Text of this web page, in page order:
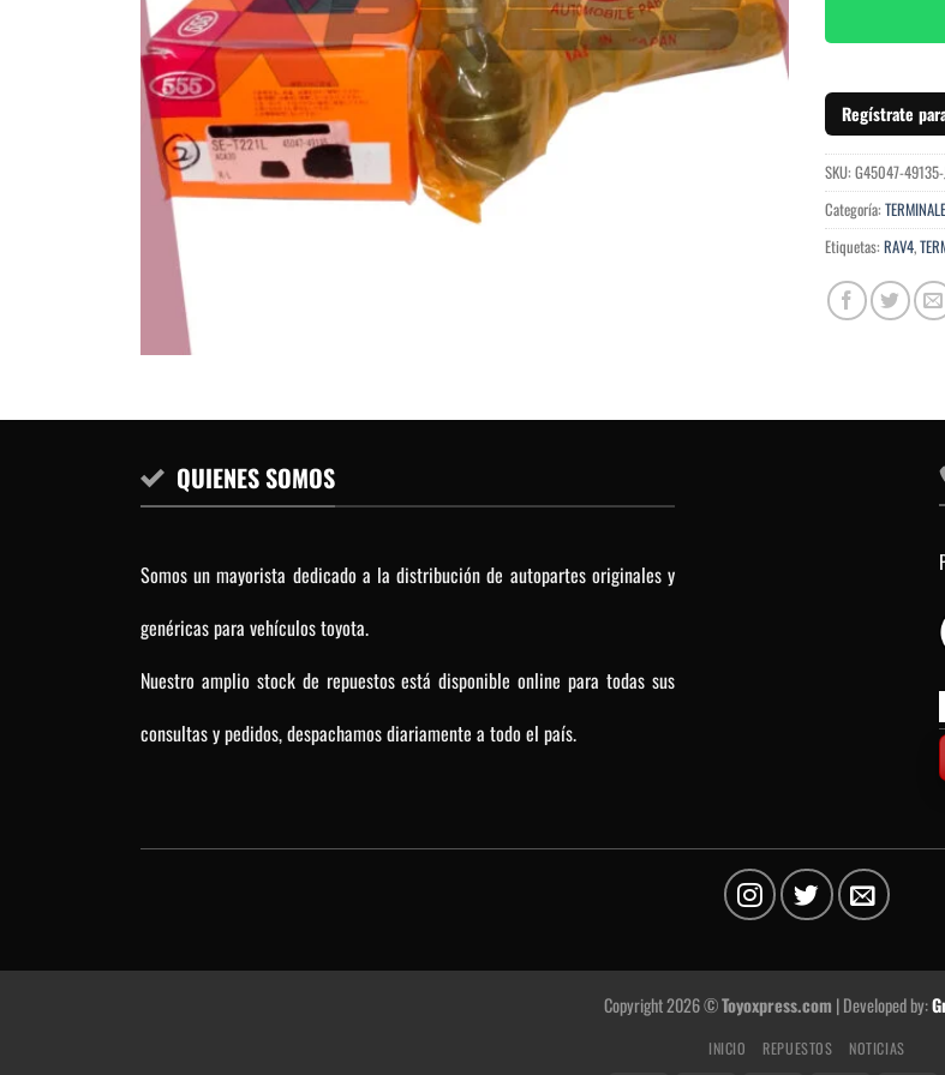
Regístrate
SKU: G45047-49135-
Categoría:
Etiquetas: RAV4,
QUIENES SOMOS
Somos un mayorista dedicado a la distribución de autopartes originales y
genéricas para vehículos toyota.
Nuestro amplio stock de repuestos está disponible online para todas sus
consultas y pedidos, despachamos diariamente a todo el país.
Copyright 2026 ©Toyoxpress.com | Developed by:
INICIO REPUESTOS NOTICIAS